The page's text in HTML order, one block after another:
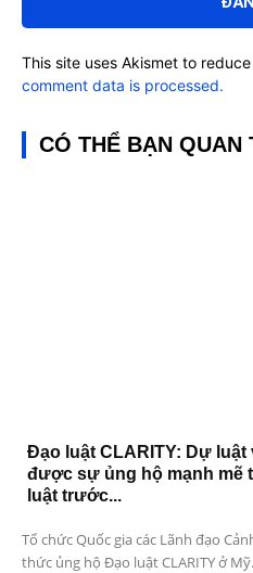
This site uses Akismet to
comment data is processed.
CÓ THỂ BẠN QUAN
Đạo luật CLARITY: Dự
được sự ủng hộ mạnh mẽ
luật trước...
Tổ chức Quốc gia các Lãnh đạo
thức ủng hộ Đạo luật CLARITY ở